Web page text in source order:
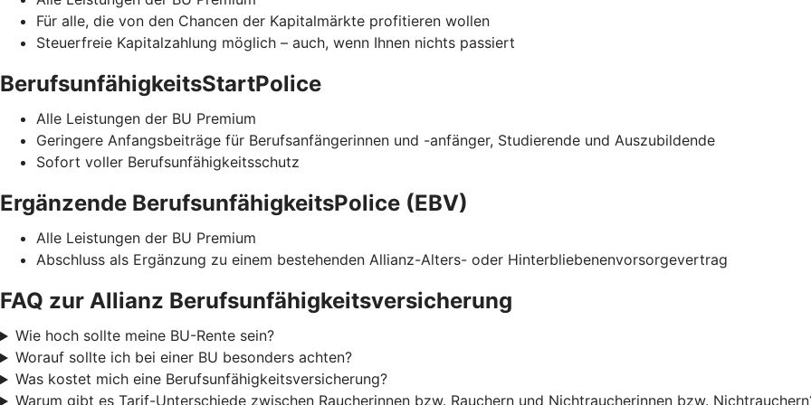
Für alle, die von den Chancen der Kapitalmärkte profitieren wollen
Steuerfreie Kapitalzahlung möglich – auch, wenn Ihnen nichts passiert
BerufsunfähigkeitsStartPolice
Alle Leistungen der BU Premium
Geringere Anfangsbeiträge für Berufsanfängerinnen und -anfänger, Studierende und Auszubildende
Sofort voller Berufsunfähigkeitsschutz
Ergänzende BerufsunfähigkeitsPolice (EBV)
Alle Leistungen der BU Premium
Abschluss als Ergänzung zu einem bestehenden Allianz-Alters- oder Hinterbliebenenvorsorgevertrag
FAQ zur Allianz Berufsunfähigkeitsversicherung
Wie hoch sollte meine BU-Rente sein?
Worauf sollte ich bei einer BU besonders achten?
Was kostet mich eine Berufsunfähigkeitsversicherung?
Warum gibt es Tarif-Unterschiede zwischen Raucherinnen bzw. Rauchern und Nichtraucherinnen bzw.